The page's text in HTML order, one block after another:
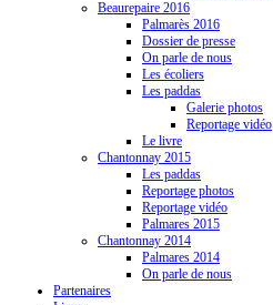
Beaurepaire 2016
Palmarès 2016
Dossier de presse
On parle de nous
Les écoliers
Les paddas
Galerie photos
Reportage vidéo
Le livre
Chantonnay 2015
Les paddas
Reportage photos
Reportage vidéo
Palmares 2015
Chantonnay 2014
Palmares 2014
On parle de nous
Partenaires